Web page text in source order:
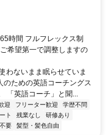
時間 フルフレックス制
希望第一で調整しますの
わないまま眠らせていま
のための英語コーチングス
「英語コーチ」と聞...
迎 フリーター歓迎
学歴不問
ト 残業なし
研修あり
要 髪型・髪色自由